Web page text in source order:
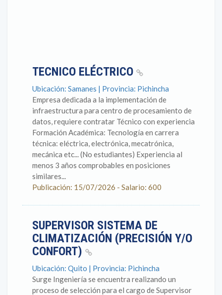
TECNICO ELÉCTRICO
Ubicación: Samanes | Provincia: Pichincha
Empresa dedicada a la implementación de
infraestructura para centro de procesamiento de
datos, requiere contratar Técnico con experiencia
Formación Académica: Tecnología en carrera
técnica: eléctrica, electrónica, mecatrónica,
mecánica etc... (No estudiantes) Experiencia al
menos 3 años comprobables en posiciones
similares...
Publicación: 15/07/2026 - Salario: 600
SUPERVISOR SISTEMA DE
CLIMATIZACIÓN (PRECISIÓN Y/O
CONFORT)
Ubicación: Quito | Provincia: Pichincha
Surge Ingeniería se encuentra realizando un
proceso de selección para el cargo de Supervisor